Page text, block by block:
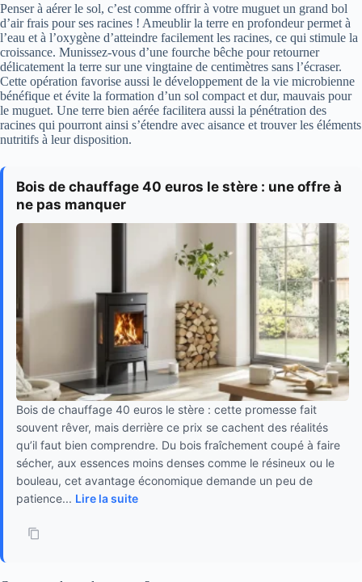
Penser à aérer le sol, c’est comme offrir à votre muguet un grand bol
d’air frais pour ses racines ! Ameublir la terre en profondeur permet à
l’eau et à l’oxygène d’atteindre facilement les racines, ce qui stimule la
croissance. Munissez-vous d’une fourche bêche pour retourner
délicatement la terre sur une vingtaine de centimètres sans l’écraser.
Cette opération favorise aussi le développement de la vie microbienne
bénéfique et évite la formation d’un sol compact et dur, mauvais pour
le muguet. Une terre bien aérée facilitera aussi la pénétration des
racines qui pourront ainsi s’étendre avec aisance et trouver les éléments
nutritifs à leur disposition.
Bois de chauffage 40 euros le stère : une offre à
ne pas manquer
Bois de chauffage 40 euros le stère : cette promesse fait
souvent rêver, mais derrière ce prix se cachent des réalités
qu’il faut bien comprendre. Du bois fraîchement coupé à faire
sécher, aux essences moins denses comme le résineux ou le
bouleau, cet avantage économique demande un peu de
patience... Lire la suite